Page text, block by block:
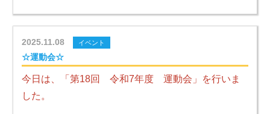
2025.11.08 イベント
☆運動会☆
今日は、「第18回 令和7年度 運動会」を行いま
した。